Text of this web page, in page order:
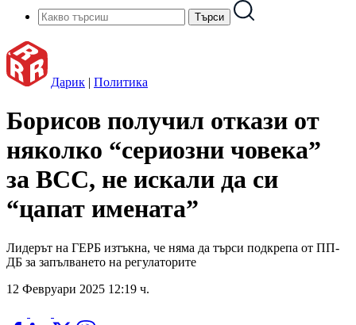
Дарик | Политика
Борисов получил откази от
няколко “сериозни човека”
за ВСС, не искали да си
“цапат имената”
Лидерът на ГЕРБ изтъкна, че няма да търси подкрепа от ПП-
ДБ за запълването на регулаторите
12 Февруари 2025 12:19 ч.